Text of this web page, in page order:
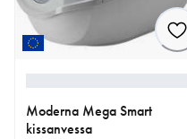
Moderna Mega Smart
kissanvessa